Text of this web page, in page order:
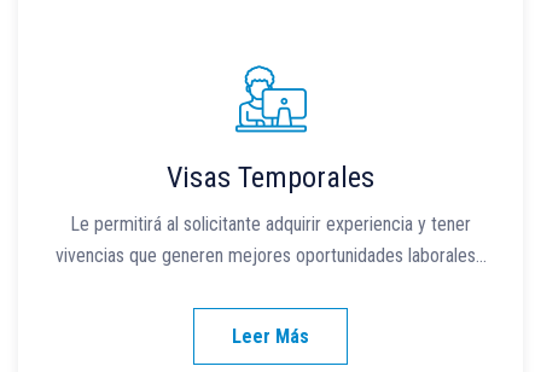
Visas Temporales
Le permitirá al solicitante adquirir experiencia y tener
vivencias que generen mejores oportunidades laborales…
Leer Más